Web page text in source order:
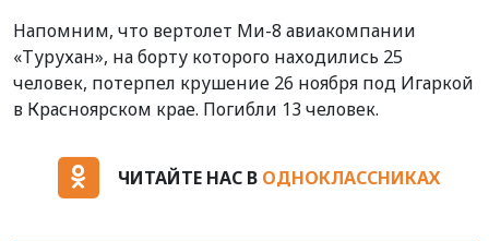
Напомним, что вертолет Ми-8 авиакомпании
«Турухан», на борту которого находились 25
человек, потерпел крушение 26 ноября под Игаркой
в Красноярском крае. Погибли 13 человек.
ЧИТАЙТЕ НАС В ОДНОКЛАССНИКАХ